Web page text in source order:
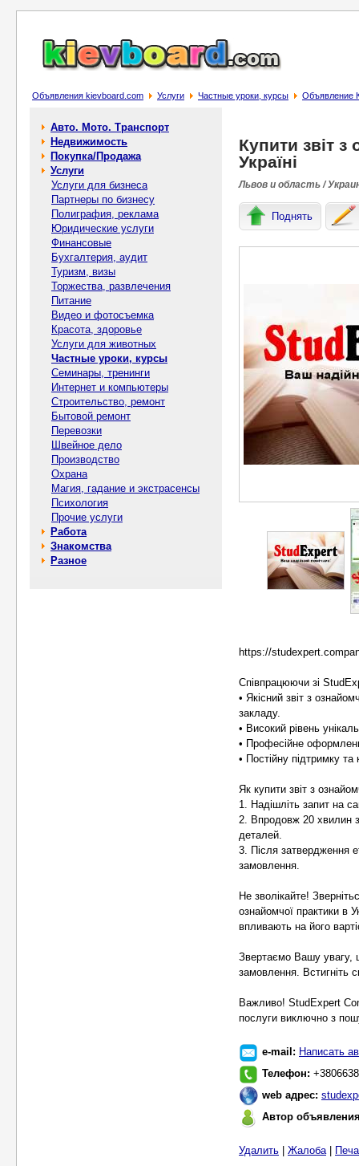
Объявления kievboard.com Услуги Частные уроки, курсы Объявление
Авто. Мото. Транспорт
Недвижимость
Покупка/Продажа
Услуги
Услуги для бизнеса
Партнеры по бизнесу
Полиграфия, реклама
Юридические услуги
Финансовые
Бухгалтерия, аудит
Туризм, визы
Торжества, развлечения
Питание
Видео и фотосъемка
Красота, здоровье
Услуги для животных
Частные уроки, курсы
Семинары, тренинги
Интернет и компьютеры
Строительство, ремонт
Бытовой ремонт
Перевозки
Швейное дело
Производство
Охрана
Магия, гадание и экстрасенсы
Психология
Прочие услуги
Работа
Знакомства
Разное
Купити звіт з
Україні
Львов и область /
Поднять
https://
Співпрацюючи зі
• Якісний звіт з
закладу.
• Високий рівень
• Професійне
• Постійну підтримку
Як купити звіт з
1. Надішліть запит на
2. Впродовж 20 хвилин
деталей.
3. Після затвердження
замовлення.
Не зволікайте!
ознайомчої практики в
впливають на його
Звертаємо Вашу увагу,
замовлення. Встигніть
Важливо! StudExpert
послуги виключно з
e-mail: Написать
Телефон:
web адрес:
Автор
Удалить Жалоба|